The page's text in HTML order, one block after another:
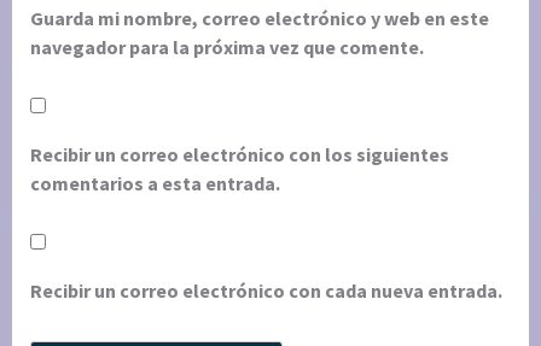
Guarda mi nombre, correo electrónico y web en este
navegador para la próxima vez que comente.
Recibir un correo electrónico con los siguientes
comentarios a esta entrada.
Recibir un correo electrónico con cada nueva entrada.